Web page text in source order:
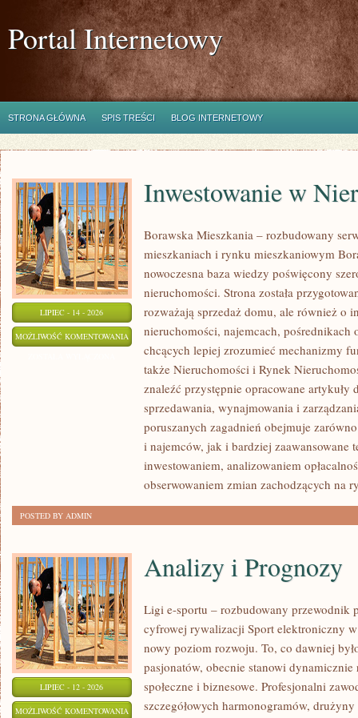
Portal Internetowy
STRONA GŁÓWNA SPIS TREŚCI BLOG INTERNETOWY
LIPIEC - 14 - 2026
MOŻLIWOŚĆ KOMENTOWANIA INWESTOWANIE
NIERUCHOMOŚCI
Inwestowanie w
Borawska Mieszkania – rozbudowany
mieszkaniach i rynku mieszkaniowym
nowoczesna baza wiedzy poświęcony
nieruchomości. Strona została
rozważają sprzedaż domu, ale również o
nieruchomości, najemcach,
chcących lepiej zrozumieć mechanizmy
także Nieruchomości i Rynek
znaleźć przystępnie opracowane artykuły
sprzedawania, wynajmowania i
poruszanych zagadnień obejmuje
i najemców, jak i bardziej zaawansowane
inwestowaniem, analizowaniem
obserwowaniem zmian zachodzących na
POSTED BY ADMIN
LIPIEC - 12 - 2026
MOŻLIWOŚĆ KOMENTOWANIA ANALIZY
Analizy i Prognozy
Ligi e-sportu – rozbudowany przewodnik
cyfrowej rywalizacji Sport elektroniczny
nowy poziom rozwoju. To, co dawniej
pasjonatów, obecnie stanowi
społeczne i biznesowe. Profesjonalni
szczegółowych harmonogramów,